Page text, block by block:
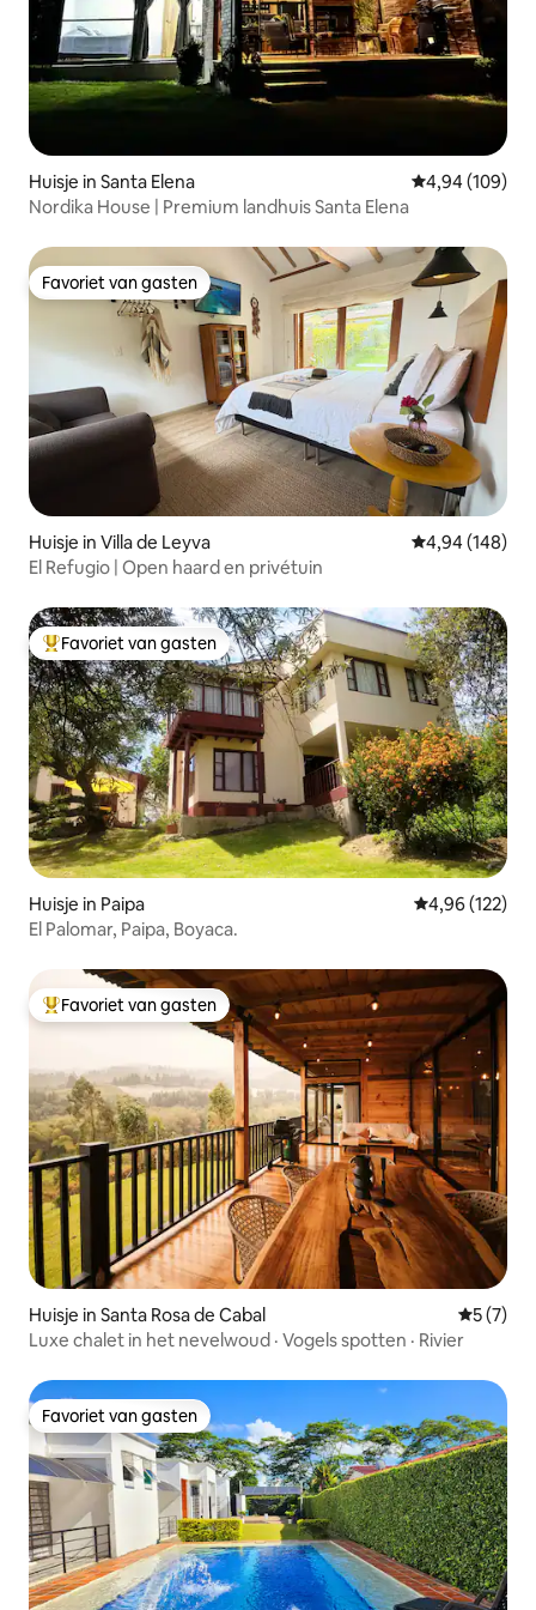
Huisje in Santa Elena Gemiddelde
4,94 (109)
Nordika House | Premium landhuis Santa Elena
Favoriet van gasten
Favoriet van gasten
Huisje in Villa de Leyva Gemiddelde
4,94 (148)
El Refugio | Open haard en privétuin
Topfavoriet van gasten
Favoriet van gasten
Huisje in Paipa Gemiddelde
4,96 (122)
El Palomar, Paipa, Boyaca.
Topfavoriet van gasten
Favoriet van gasten
Huisje in Santa Rosa de Cabal
5 (7)
Luxe chalet in het nevelwoud · Vogels spotten · Rivier
Favoriet van gasten
Favoriet van gasten